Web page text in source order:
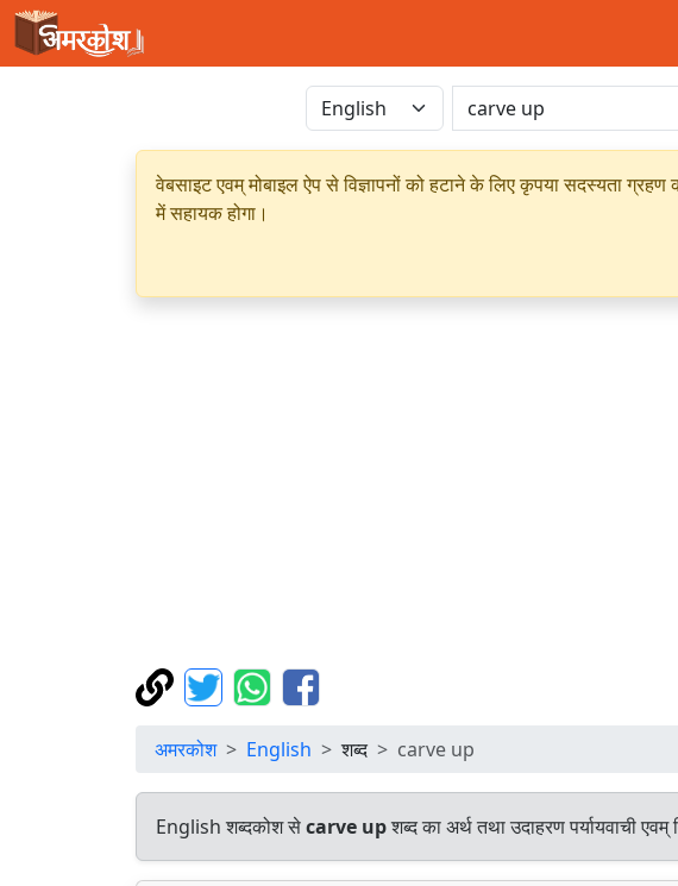
वेबसाइट एवम् मोबाइल ऐप से विज्ञापनों को हटाने के लिए कृपया सदस्यता
में सहायक होगा।
अमरकोश English शब्द carve up
English शब्दकोश सेcarve upशब्द का अर्थ तथा उदाहरण पर्यायवाची